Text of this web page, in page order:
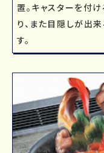
置。キャスターを付
り、また目隠しが出
す。